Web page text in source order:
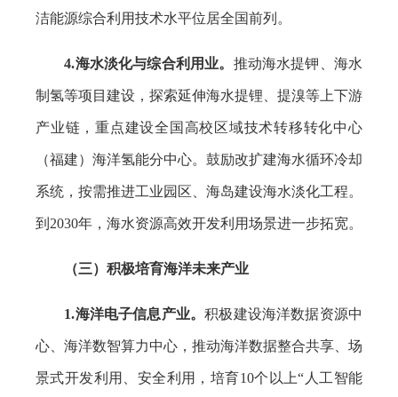
洁能源综合利用技术水平位居全国前列。
4.海水淡化与综合利用业。 推动海水提钾、海水
制氢等项目建设，探索延伸海水提锂、提溴等上下游
产业链，重点建设全国高校区域技术转移转化中心
（福建）海洋氢能分中心。鼓励改扩建海水循环冷却
系统，按需推进工业园区、海岛建设海水淡化工程。
到2030年，海水资源高效开发利用场景进一步拓宽。
（三）积极培育海洋未来产业
1.海洋电子信息产业。积极建设海洋数据资源中
心、海洋数智算力中心，推动海洋数据整合共享、场
景式开发利用、安全利用，培育10个以上“人工智能